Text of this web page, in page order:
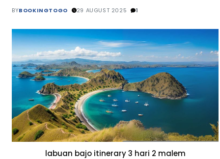
BYBOOKINGTOGO 29 AUGUST 2025 1
labuan bajo itinerary 3 hari 2 malem